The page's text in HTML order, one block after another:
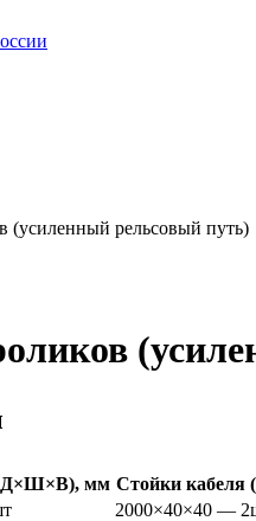
(усиленный рельсовый путь)
(Д×Ш×В), мм Стойки
2000×40×40 —